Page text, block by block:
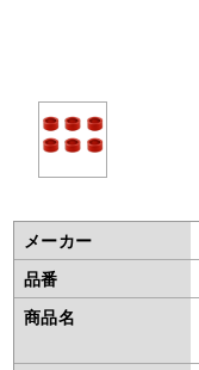
メーカー
品番
商品名